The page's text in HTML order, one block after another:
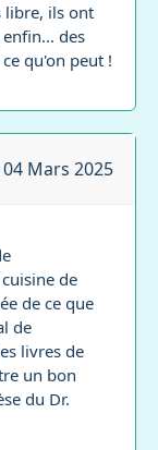
libre, ils ont
des
qu'on peut !
04 Mars 2025
de
de ce que
de
livres de
un bon
du Dr.